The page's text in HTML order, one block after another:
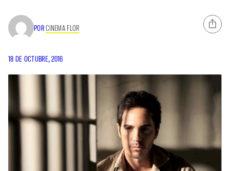
PORCINEMA FLOR
18 DE OCTUBRE, 2016